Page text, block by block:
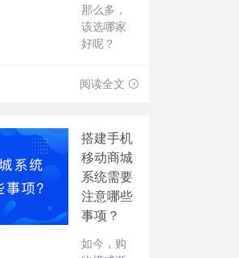
那么多，
该选哪家
好呢？
阅读全文
搭建手机
移动商城
系统需要
注意哪些
事项？
如今，购